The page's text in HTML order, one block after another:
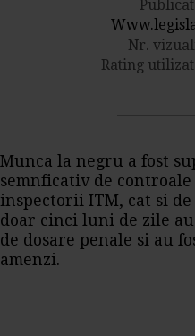
Nr.
Rating
Munca la negru a fost
semnficativ de
inspectorii ITM, cat si
doar cinci luni de zile
de dosare penale si au
amenzi.